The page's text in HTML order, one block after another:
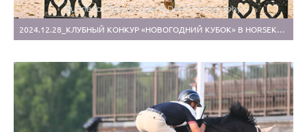
2024.12.28_КЛУБНЫЙ КОНКУР «НОВОГОДНИЙ КУБОК» В HORSEKA SPORT